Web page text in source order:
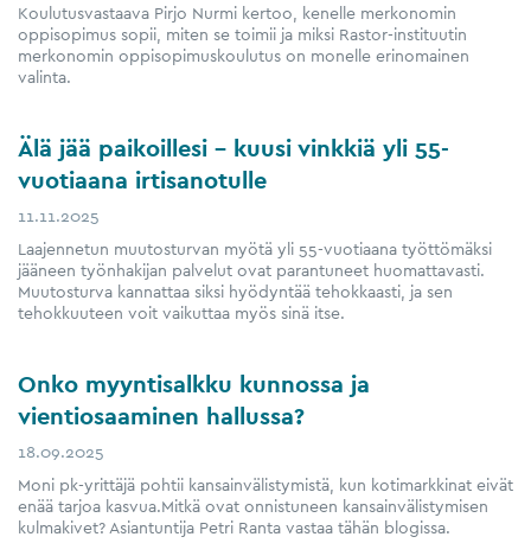
Koulutusvastaava Pirjo Nurmi kertoo, kenelle merkonomin
oppisopimus sopii, miten se toimii ja miksi Rastor-instituutin
merkonomin oppisopimuskoulutus on monelle erinomainen
valinta.
Älä jää paikoillesi – kuusi vinkkiä yli 55-​
vuotiaana irtisanotulle
11.11.2025
Laajennetun muutosturvan myötä yli 55-​vuotiaana työttömäksi
jääneen työnhakijan palvelut ovat parantuneet huomattavasti.
Muutosturva kannattaa siksi hyödyntää tehokkaasti, ja sen
tehokkuuteen voit vaikuttaa myös sinä itse.
Onko myyntisalkku kunnossa ja
vientiosaaminen hallussa?
18.09.2025
Moni pk-yrittäjä pohtii kansainvälistymistä, kun kotimarkkinat eivät
enää tarjoa kasvua.Mitkä ovat onnistuneen kansainvälistymisen
kulmakivet? Asiantuntija Petri Ranta vastaa tähän blogissa.